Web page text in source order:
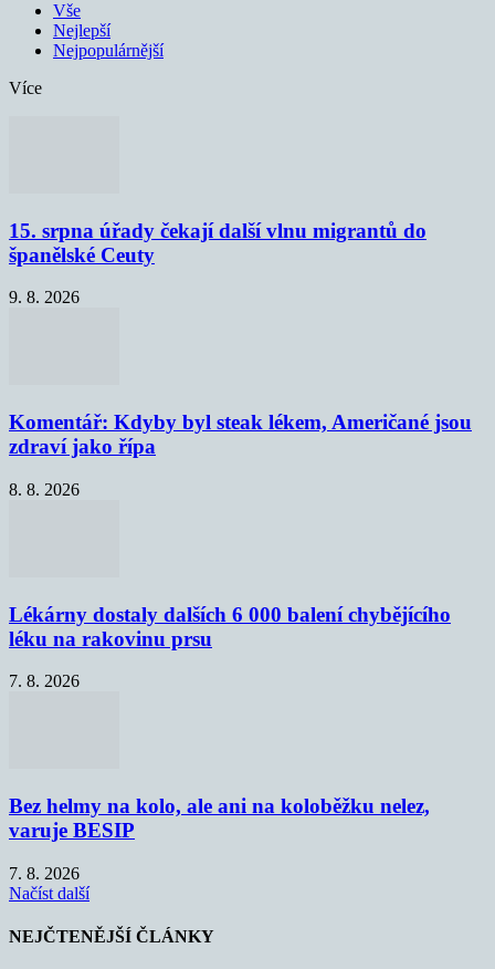
Vše
Nejlepší
Nejpopulárnější
Více
15. srpna úřady čekají další vlnu migrantů do
španělské Ceuty
9. 8. 2026
Komentář: Kdyby byl steak lékem, Američané jsou
zdraví jako řípa
8. 8. 2026
Lékárny dostaly dalších 6 000 balení chybějícího
léku na rakovinu prsu
7. 8. 2026
Bez helmy na kolo, ale ani na koloběžku nelez,
varuje BESIP
7. 8. 2026
Načíst další
NEJČTENĚJŠÍ ČLÁNKY